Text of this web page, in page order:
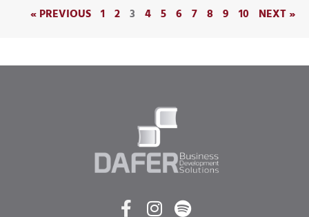
« PREVIOUS 1 2 3 4 5 6 7 8 9 10 NEXT »